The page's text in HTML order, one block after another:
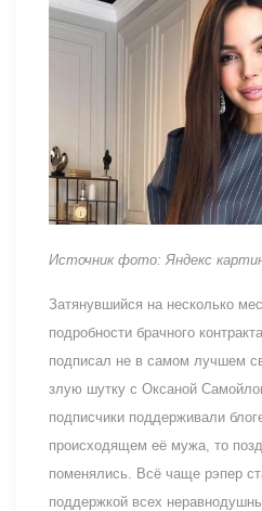
Источник фото: Яндекс
Затянувшийся на несколько
подробности брачного
подписал не в самом лучшем
злую шутку с Оксаной
подписчики поддерживали
происходящем её мужа, то
поменялись. Всё чаще рэпер
поддержкой всех